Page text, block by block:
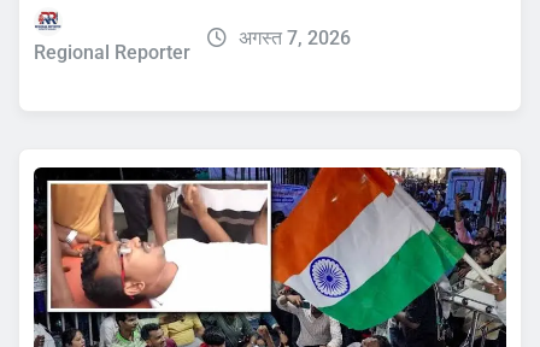
Regional Reporter
अगस्त 7, 2026